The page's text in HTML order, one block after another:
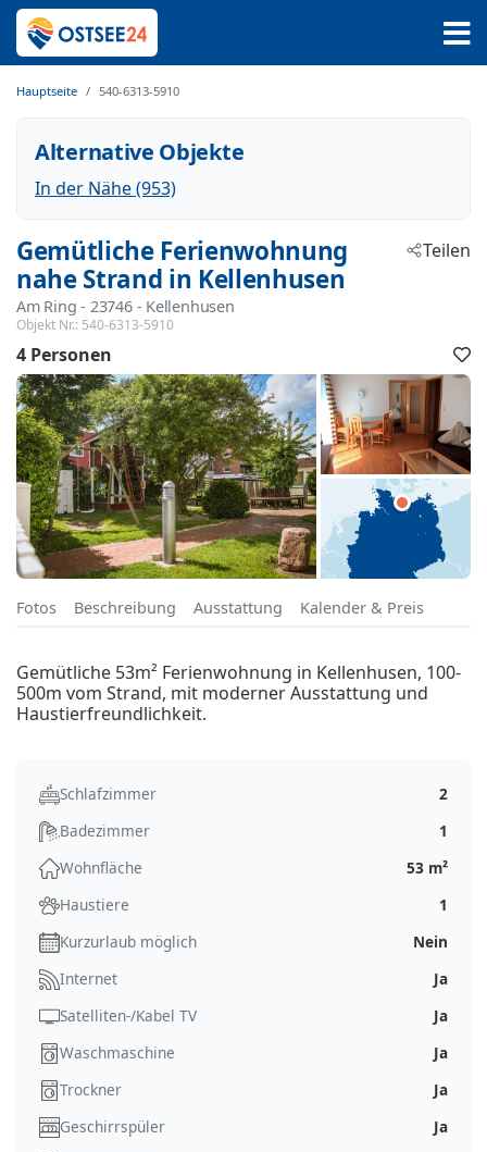
Hauptseite 540-6313-5910
Alternative Objekte
In der Nähe (953)
Gemütliche Ferienwohnung
nahe Strand in Kellenhusen
Am Ring - 23746 - Kellenhusen
Objekt Nr.: 540-6313-5910
Teilen
4 Personen
Fotos Beschreibung Ausstattung Kalender & Preis
Gemütliche 53m² Ferienwohnung in Kellenhusen, 100-
500m vom Strand, mit moderner Ausstattung und
Haustierfreundlichkeit.
Schlafzimmer
2
Badezimmer
1
Wohnfläche
53 m²
Haustiere
1
Kurzurlaub möglich
Nein
Internet
Ja
Satelliten-/Kabel TV
Ja
Waschmaschine
Ja
Trockner
Ja
Geschirrspüler
Ja